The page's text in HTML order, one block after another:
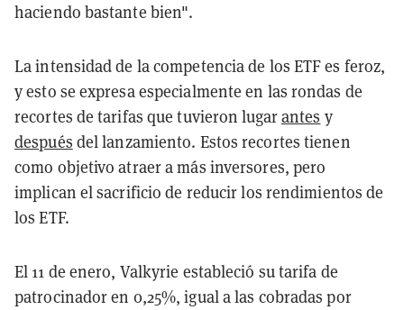
haciendo bastante bien".
La intensidad de la competencia de los ETF es feroz,
y esto se expresa especialmente en las rondas de
recortes de tarifas que tuvieron lugarantes y
después del lanzamiento. Estos recortes tienen
como objetivo atraer a más inversores, pero
implican el sacrificio de reducir los rendimientos de
los ETF.
El 11 de enero, Valkyrie estableció su tarifa de
patrocinador en 0,25%, igual a las cobradas por